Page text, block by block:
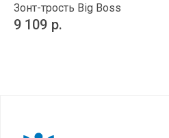
Зонт-трость Big Boss
9 109 р.